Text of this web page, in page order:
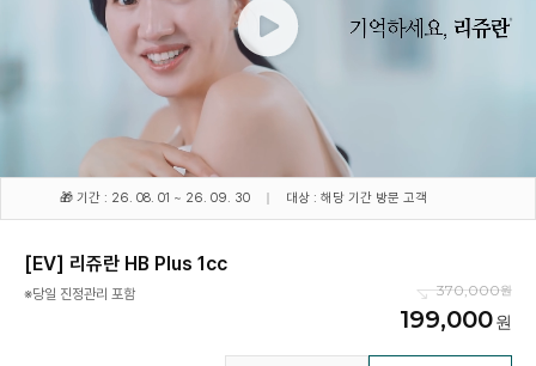
🎁 기간 : 26. 08. 01 ~ 26. 09. 30 대상 : 해당 기간 방문 고객
[EV] 리쥬란 HB Plus 1cc
※당일 진정관리 포함 370,000
199,000